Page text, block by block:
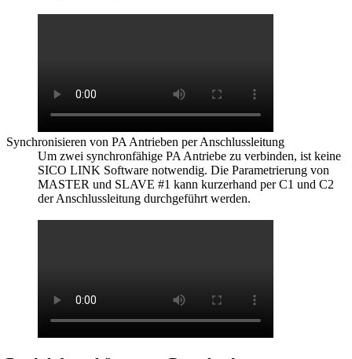
Synchronisieren von PA Antrieben per Anschlussleitung
Um zwei synchronfähige PA Antriebe zu verbinden, ist keine
SICO LINK Software notwendig. Die Parametrierung von
MASTER und SLAVE #1 kann kurzerhand per C1 und C2
der Anschlussleitung durchgeführt werden.